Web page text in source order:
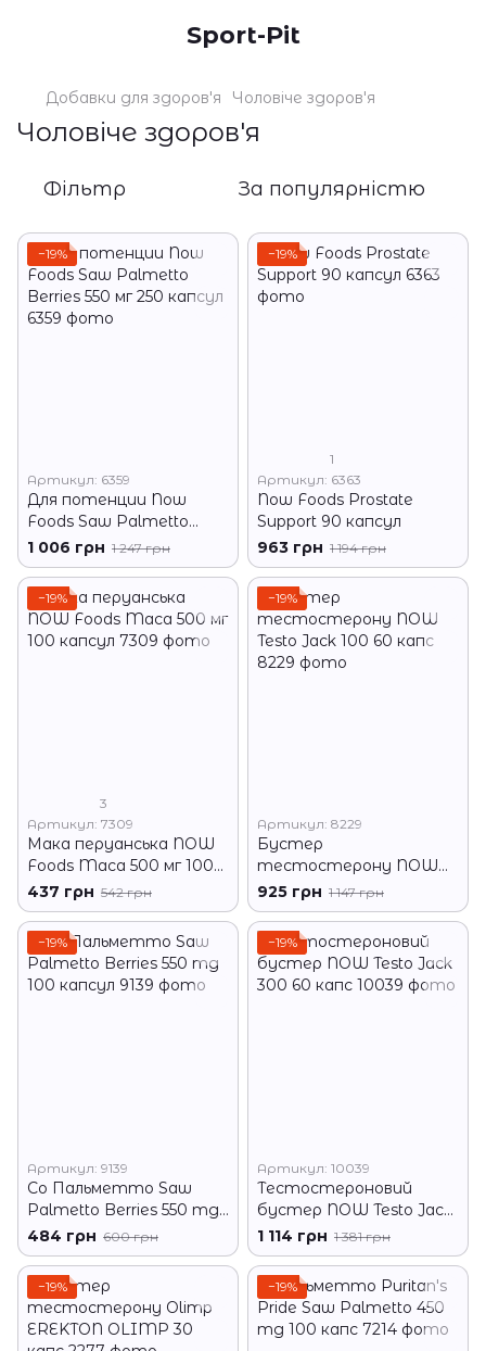
Sport-Pit
Добавки для здоров'я Чоловіче здоров'я
Чоловіче здоров'я
Фільтр За популярністю
−19%
Артикул: 6359
Для потенции Now
Foods Saw Palmetto
Berries 550 мг 250 капсул
1 006 грн 1 247 грн
−19%
1
Артикул: 6363
Now Foods Prostate
Support 90 капсул
963 грн 1 194 грн
−19%
3
Артикул: 7309
Мака перуанська NOW
Foods Maca 500 мг 100
капсул
437 грн 542 грн
−19%
Артикул: 8229
Бустер
тестостерону NOW
Testo Jack 100 60 капс
925 грн 1 147 грн
−19%
Артикул: 9139
Со Пальметто Saw
Palmetto Berries 550 mg
100 капсул
484 грн 600 грн
−19%
Артикул: 10039
Тестостероновий
бустер NOW Testo Jack
300 60 капс
1 114 грн 1 381 грн
−19% −19%